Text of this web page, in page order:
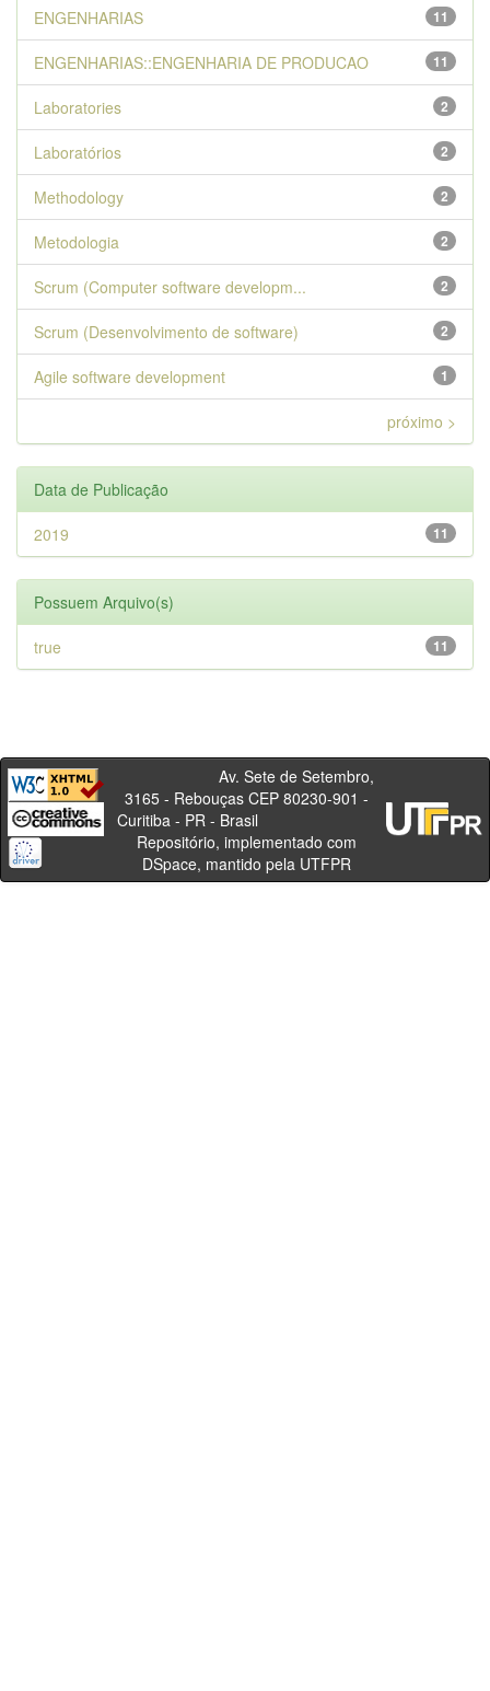
11
ENGENHARIAS
11
ENGENHARIAS::ENGENHARIA DE PRODUCAO
2
Laboratories
2
Laboratórios
2
Methodology
2
Metodologia
2
Scrum (Computer software developm...
2
Scrum (Desenvolvimento de software)
1
Agile software development
próximo >
Data de Publicação
11
2019
Possuem Arquivo(s)
11
true
Av. Sete de Setembro,
3165 - Rebouças CEP 80230-901 -
Curitiba - PR - Brasil
Repositório, implementado com
DSpace, mantido pela UTFPR